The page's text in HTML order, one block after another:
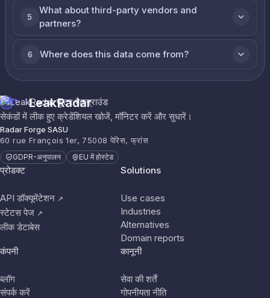
5
What about third-party vendors and
partners?
6 Where does this data come from?
LeakRadar
सेकंडों में लीक हुए क्रेडेंशियल खोजें, मॉनिटर करें और सुधारें।
Radar Forge SASU
60 rue François 1er, 75008 पेरिस, फ्रांस
GDPR-अनुपालन EU में होस्टेड
प्रोडक्ट
API डॉक्यूमेंटेशन ↗
स्टेटस पेज ↗
लीक डेटाबेस
Solutions
Use cases
Industries
Alternatives
Domain reports
कंपनी
ब्लॉग
संपर्क करें
कानूनी
सेवा की शर्तें
गोपनीयता नीति